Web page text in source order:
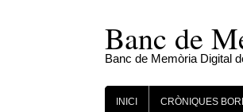
Banc de
Banc de Memòria Digital
INICI CRÒNIQUES